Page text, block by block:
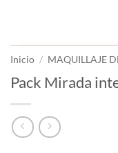
Inicio / MAQUILLAJE
Pack Mirada